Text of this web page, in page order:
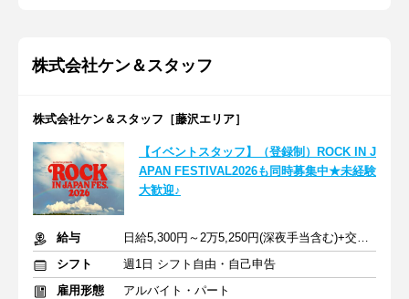
株式会社ケン＆スタッフ
株式会社ケン＆スタッフ［藤沢エリア］
【イベントスタッフ】（登録制）ROCK IN J
APAN FESTIVAL2026も同時募集中★未経験
大歓迎♪
給与
日給5,300円～2万5,250円(深夜手当含む)+交通費支給
シフト
週1日 シフト自由・自己申告
雇用形態
アルバイト・パート